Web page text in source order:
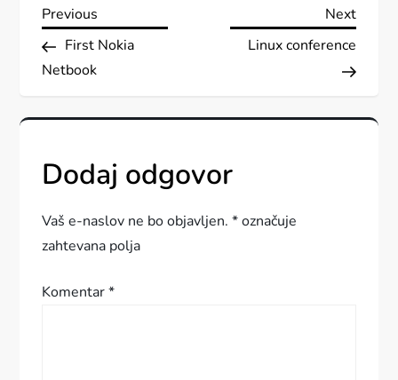
N
a
g
a
Previous
Post
Previous
First Nokia
Netbook
Next
Next
Linux conference
Dodaj odgovor
Vaš e-naslov ne bo objavljen. *označuje
zahtevana polja
Komentar*